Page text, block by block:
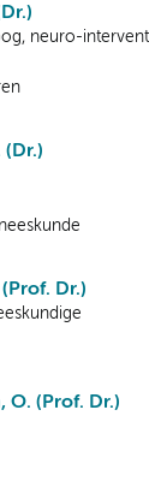
neuro-
(Dr.)
Dr.)
O. (Prof. Dr.)